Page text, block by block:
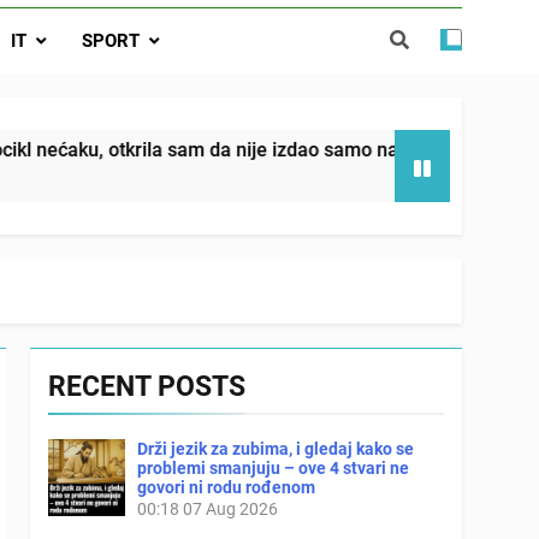
nije izdao samo našu kćer, nego je
sin već sutradan oženio ljubavnicom,
i da iza bolničkog stakla već čekaju
IT SPORT
sam da nije izdao samo našu kćer, nego je svojim
RECENT POSTS
Drži jezik za zubima, i gledaj kako se
problemi smanjuju – ove 4 stvari ne
govori ni rodu rođenom
00:18 07 Aug 2026